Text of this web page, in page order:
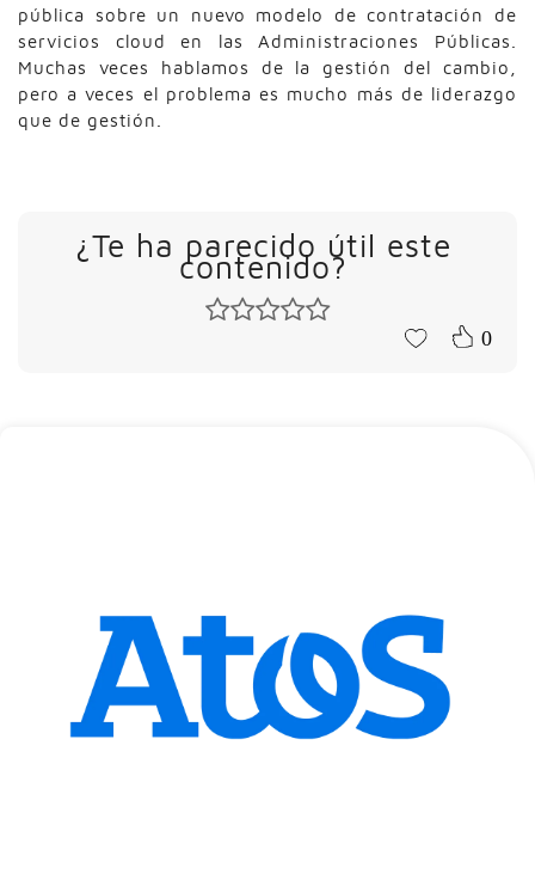
pública sobre un nuevo modelo de contratación de
servicios cloud en las Administraciones Públicas.
Muchas veces hablamos de la gestión del cambio,
pero a veces el problema es mucho más de liderazgo
que de gestión.
¿Te ha parecido útil este
contenido?
0